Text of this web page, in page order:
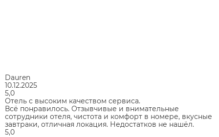
Dauren
10.12.2025
5,0
Отель с высоким качеством сервиса.
Всё понравилось. Отзывчивые и внимательные
сотрудники отеля, чистота и комфорт в номере, вкусные
завтраки, отличная локация. Недостатков не нашёл.
5,0